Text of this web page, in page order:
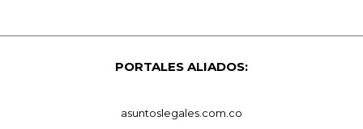
PORTALES ALIADOS:
asuntoslegales.com.co